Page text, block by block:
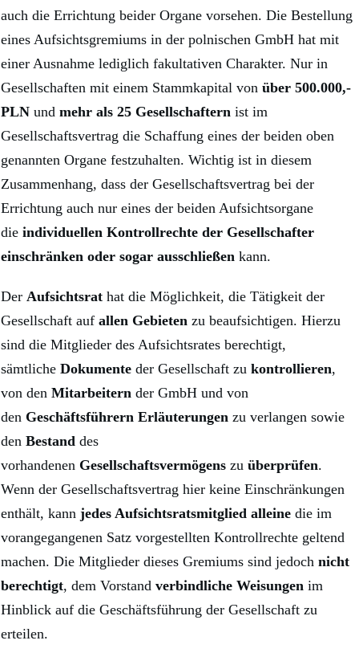
auch die Errichtung beider Organe vorsehen. Die Bestellung
eines Aufsichtsgremiums in der polnischen GmbH hat mit
einer Ausnahme lediglich fakultativen Charakter. Nur in
Gesellschaften mit einem Stammkapital von über 500.000,-
PLN und mehr als 25 Gesellschaftern ist im
Gesellschaftsvertrag die Schaffung eines der beiden oben
genannten Organe festzuhalten. Wichtig ist in diesem
Zusammenhang, dass der Gesellschaftsvertrag bei der
Errichtung auch nur eines der beiden Aufsichtsorgane
die individuellen Kontrollrechte der Gesellschafter
einschränken oder sogar ausschließen kann.
Der Aufsichtsrat hat die Möglichkeit, die Tätigkeit der
Gesellschaft auf allen Gebieten zu beaufsichtigen. Hierzu
sind die Mitglieder des Aufsichtsrates berechtigt,
sämtliche Dokumente der Gesellschaft zu kontrollieren,
von den Mitarbeitern der GmbH und von
den Geschäftsführern Erläuterungen zu verlangen sowie
den Bestand des
vorhandenen Gesellschaftsvermögens zu überprüfen.
Wenn der Gesellschaftsvertrag hier keine Einschränkungen
enthält, kann jedes Aufsichtsratsmitglied alleine die im
vorangegangenen Satz vorgestellten Kontrollrechte geltend
machen. Die Mitglieder dieses Gremiums sind jedoch nicht
berechtigt, dem Vorstand verbindliche Weisungen im
Hinblick auf die Geschäftsführung der Gesellschaft zu
erteilen.